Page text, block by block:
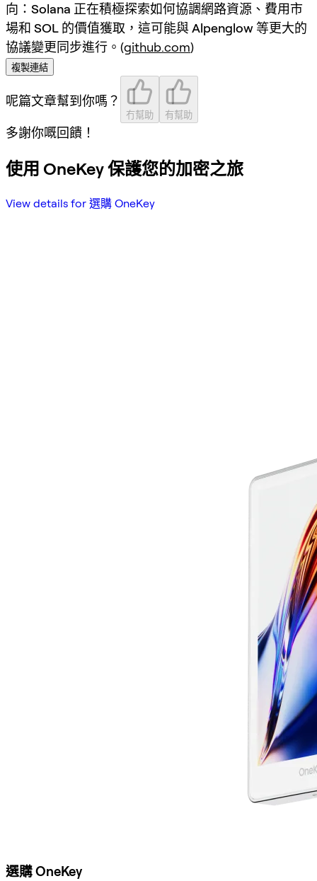
向： Solana 正在積極探索如何協調網路資源、費用市
場和 SOL 的價值獲取 ，這可能與Alpenglow 等更大的
協議變更同步進行。(github.com)
複製連結
呢篇文章幫到你嗎？
冇幫助 有幫助
多謝你嘅回饋！
使用 OneKey 保護您的加密之旅
View details for 選購 OneKey
選購 OneKey